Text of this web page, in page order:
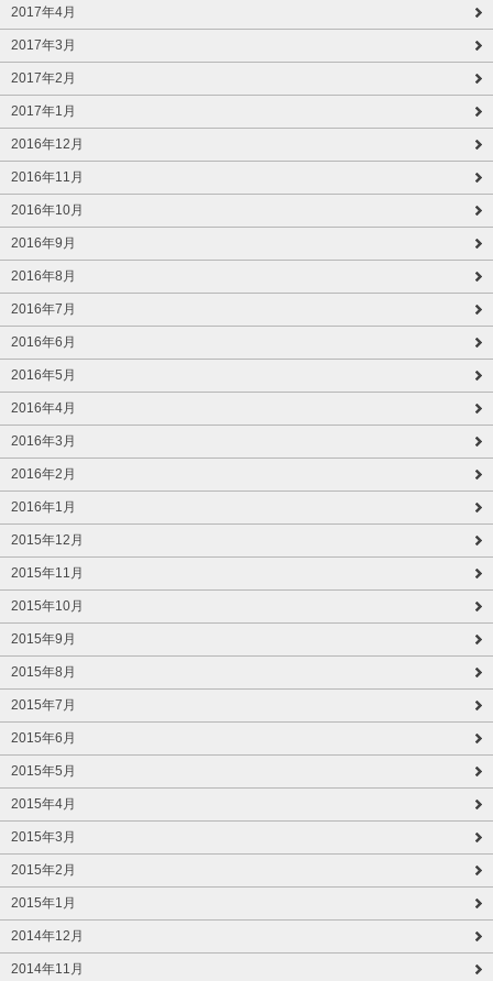
2017年4月
2017年3月
2017年2月
2017年1月
2016年12月
2016年11月
2016年10月
2016年9月
2016年8月
2016年7月
2016年6月
2016年5月
2016年4月
2016年3月
2016年2月
2016年1月
2015年12月
2015年11月
2015年10月
2015年9月
2015年8月
2015年7月
2015年6月
2015年5月
2015年4月
2015年3月
2015年2月
2015年1月
2014年12月
2014年11月